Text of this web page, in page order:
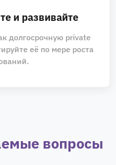
и развивайте
долгосрочную private
её по мере роста
вопросы